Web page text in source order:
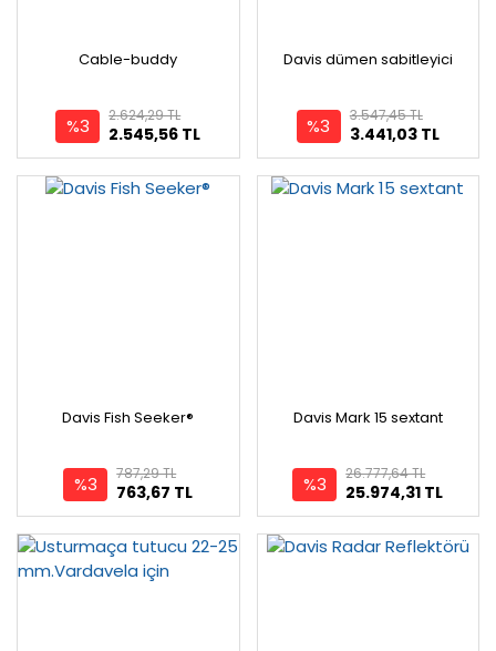
Cable-buddy
%3 2.545,56 TL
2.624,29 TL
Davis dümen sabitleyici
%3 3.441,03 TL
3.547,45 TL
Davis Fish Seeker®
%3 763,67 TL
787,29 TL
Davis Mark 15 sextant
%3 25.974,31 TL
26.777,64 TL